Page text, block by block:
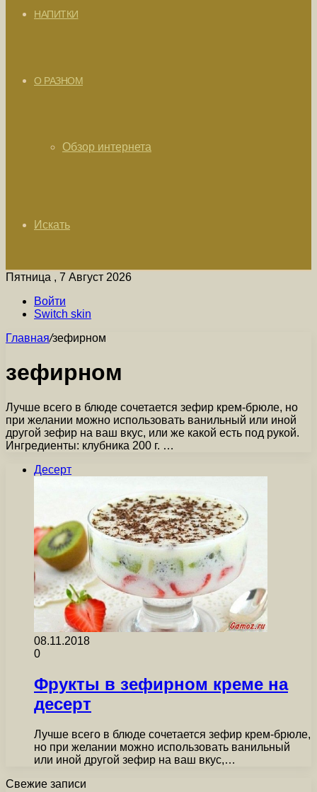
НАПИТКИ
О РАЗНОМ
Обзор интернета
Искать
Пятница , 7 Август 2026
Войти
Switch skin
Главная/зефирном
зефирном
Лучше всего в блюде сочетается зефир крем-брюле, но
при желании можно использовать ванильный или иной
другой зефир на ваш вкус, или же какой есть под рукой.
Ингредиенты: клубника 200 г. …
Десерт
08.11.2018
0
Фрукты в зефирном креме на
десерт
Лучше всего в блюде сочетается зефир крем-брюле,
но при желании можно использовать ванильный
или иной другой зефир на ваш вкус,…
Свежие записи